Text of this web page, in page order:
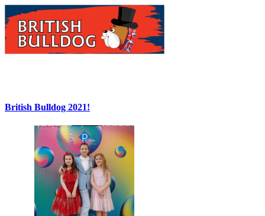
British Bulldog 2021!